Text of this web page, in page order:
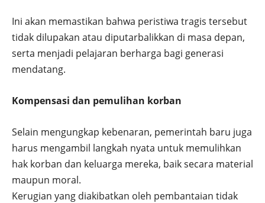
Ini akan memastikan bahwa peristiwa tragis tersebut
tidak dilupakan atau diputarbalikkan di masa depan,
serta menjadi pelajaran berharga bagi generasi
mendatang.
Kompensasi dan pemulihan korban
Selain mengungkap kebenaran, pemerintah baru juga
harus mengambil langkah nyata untuk memulihkan
hak korban dan keluarga mereka, baik secara material
maupun moral.
Kerugian yang diakibatkan oleh pembantaian tidak